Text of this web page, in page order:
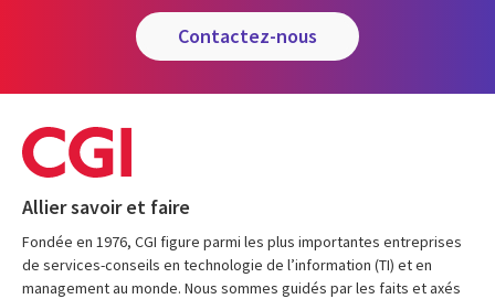
contactez-nous
Allier savoir et faire
Fondée en 1976, CGI figure parmi les plus importantes entreprises
de services-conseils en technologie de l’information (TI) et en
management au monde. Nous sommes guidés par les faits et axés